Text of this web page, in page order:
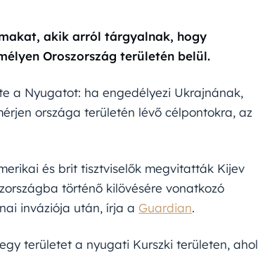
akik arról tárgyalnak, hogy
Oroszország területén belül.
a Nyugatot: ha engedélyezi Ukrajnának,
országa területén lévő célpontokra, az
és brit tisztviselők megvitatták Kijev
történő kilövésére vonatkozó
inváziója után, írja a Guardian.
területet a nyugati Kurszki területen, ahol